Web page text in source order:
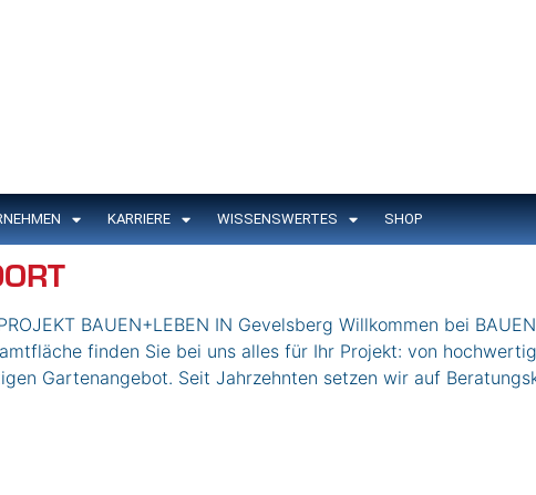
KARRIERE WISSENSWERTES SHOP
BAUEN+LEBEN IN Gevelsberg Willkommen bei
finden Sie bei uns alles für Ihr Projekt: von
Gartenangebot. Seit Jahrzehnten setzen wir auf